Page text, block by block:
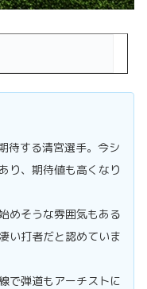
待する清宮選手。今シ
り、期待値も高くなり
めそうな雰囲気もある
い打者だと認めていま
で弾道もアーチストに